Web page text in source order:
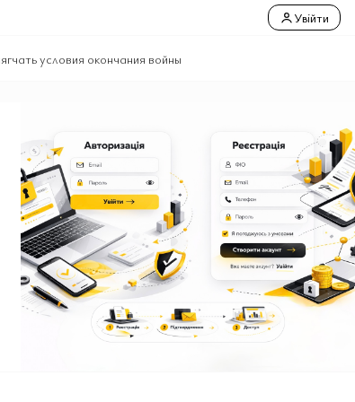
Увійти
условия окончания войны